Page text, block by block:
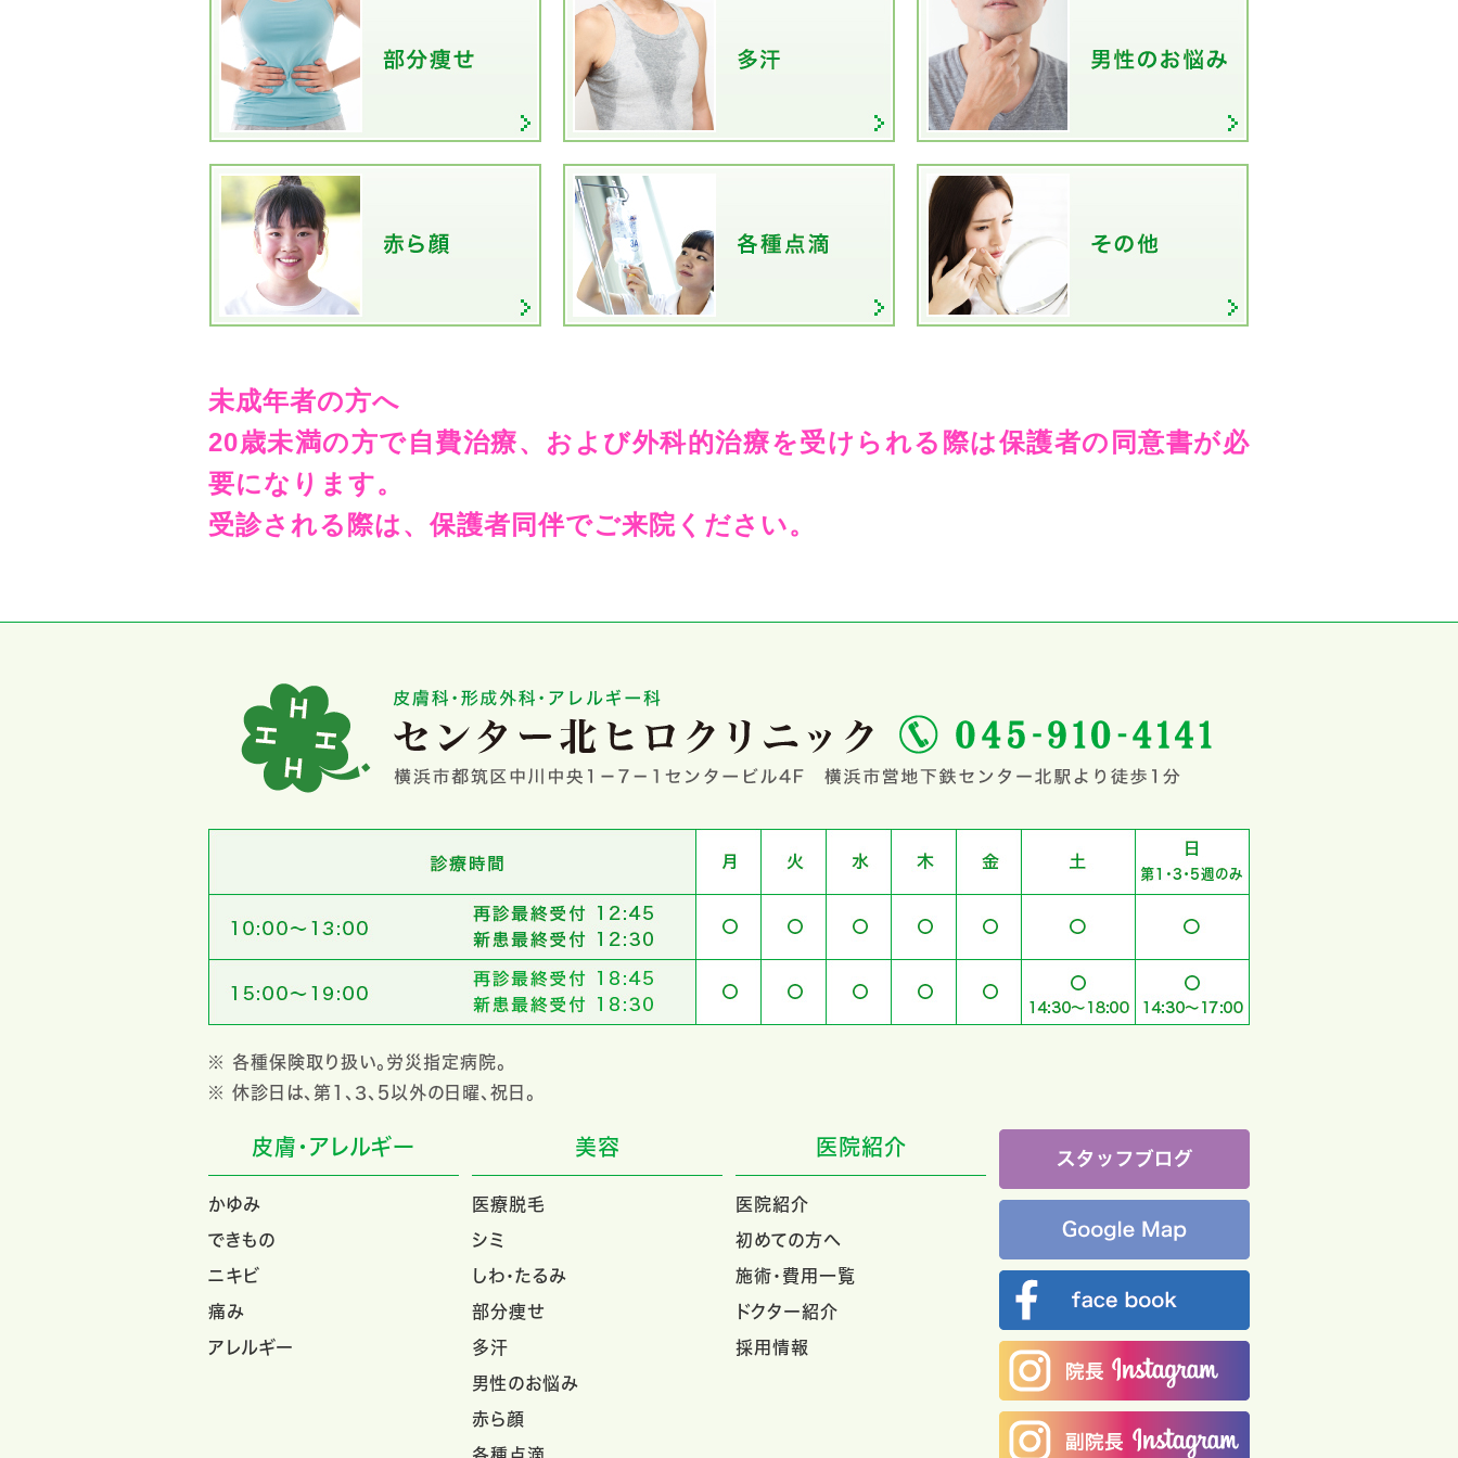
未成年者の方へ
20歳未満の方で自費治療、および外科的治療を受けられる際は保護者の同意書が必
要になります。
受診される際は、保護者同伴でご来院ください。
※ 各種保険取り扱い。労災指定病院。
※ 休診日は、第1、3、5以外の日曜、祝日。
皮膚・アレルギー
かゆみ
できもの
ニキビ
痛み
アレルギー
美容
医療脱毛
シミ
しわ・たるみ
部分痩せ
多汗
男性のお悩み
赤ら顔
医院紹介
医院紹介
初めての方へ
施術・費用一覧
ドクター紹介
採用情報